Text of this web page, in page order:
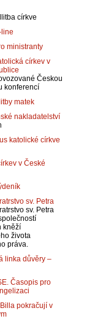
církve
line
ministranty
církev v
Českou
konferencí
matek
nakladatelství
katolické církve
v České
sv. Petra
sv. Petra
kněží
života
práva.
linka důvěry –
Časopis pro
pokračují v